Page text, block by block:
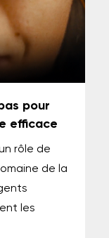
pour
efficace
rôle de
de la
les